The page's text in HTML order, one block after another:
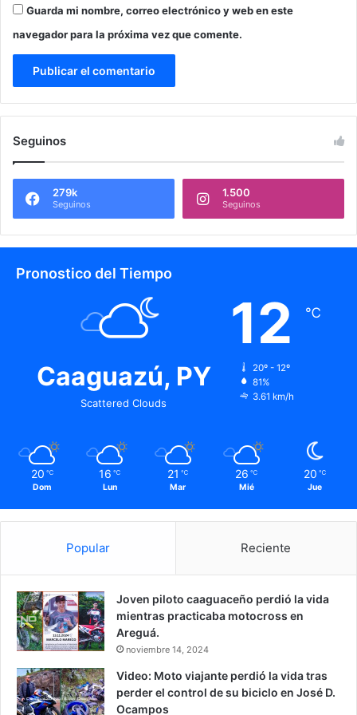
Guarda mi nombre, correo electrónico y web en este
navegador para la próxima vez que comente.
Seguinos
279k
Seguinos
1.500
Seguinos
Pronostico del Tiempo
Caaguazú, PY
Scattered Clouds
12 ℃
20º - 12º
81%
3.61 km/h
20 ℃
Dom
16 ℃
Lun
21 ℃
Mar
26 ℃
Mié
20 ℃
Jue
Popular Reciente
Joven piloto caaguaceño perdió la vida
mientras practicaba motocross en
Areguá.
noviembre 14, 2024
Video: Moto viajante perdió la vida tras
perder el control de su biciclo en José D.
Ocampos